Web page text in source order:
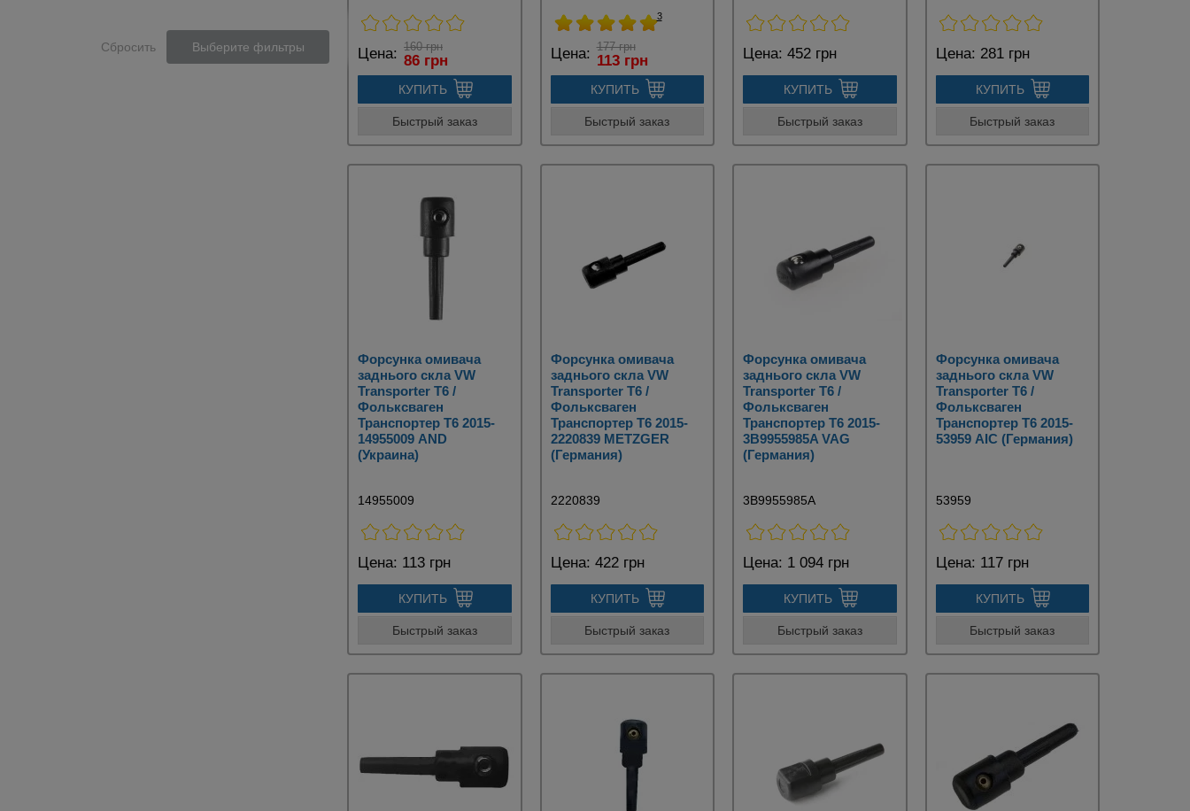
Сбросить Выберите фильтры Цена: 160 грн
86 грн
КУПИТЬ
Быстрый заказ
3
Цена: 177 грн
113 грн
КУПИТЬ
Быстрый заказ
Цена: 452 грн
КУПИТЬ
Быстрый заказ
Цена: 281 грн
КУПИТЬ
Быстрый заказ
Форсунка омивача
заднього скла VW
Transporter T6 /
Фольксваген
Транспортер Т6 2015-
14955009 AND
(Украина)
14955009
Цена: 113 грн
КУПИТЬ
Быстрый заказ
Форсунка омивача
заднього скла VW
Transporter T6 /
Фольксваген
Транспортер Т6 2015-
2220839 METZGER
(Германия)
2220839
Цена: 422 грн
КУПИТЬ
Быстрый заказ
Форсунка омивача
заднього скла VW
Transporter T6 /
Фольксваген
Транспортер Т6 2015-
3B9955985A VAG
(Германия)
3B9955985A
Цена: 1 094 грн
КУПИТЬ
Быстрый заказ
Форсунка омивача
заднього скла VW
Transporter T6 /
Фольксваген
Транспортер Т6 2015-
53959 AIC (Германия)
53959
Цена: 117 грн
КУПИТЬ
Быстрый заказ